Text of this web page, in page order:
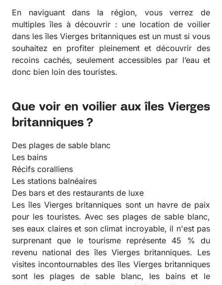
En naviguant dans la région, vous verrez de
multiples îles à découvrir : une location de voilier
dans les îles Vierges britanniques est un must si vous
souhaitez en profiter pleinement et découvrir des
recoins cachés, seulement accessibles par l’eau et
donc bien loin des touristes.
Que voir en voilier aux îles Vierges
britanniques ?
Des plages de sable blanc
Les bains
Récifs coralliens
Les stations balnéaires
Des bars et des restaurants de luxe
Les îles Vierges britanniques sont un havre de paix
pour les touristes. Avec ses plages de sable blanc,
ses eaux claires et son climat incroyable, il n'est pas
surprenant que le tourisme représente 45 % du
revenu national des îles Vierges britanniques. Les
visites incontournables des îles Vierges britanniques
sont les plages de sable blanc, les bains et le